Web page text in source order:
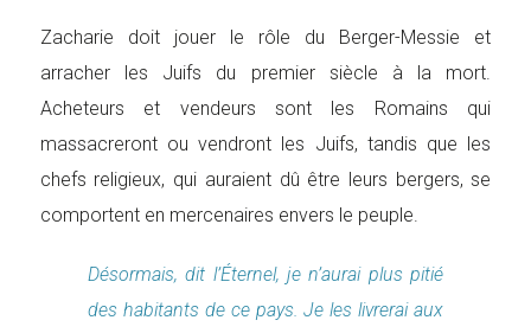
Zacharie doit jouer le rôle du Berger-Messie et
arracher les Juifs du premier siècle à la mort.
Acheteurs et vendeurs sont les Romains qui
massacreront ou vendront les Juifs, tandis que les
chefs religieux, qui auraient dû être leurs bergers, se
comportent en mercenaires envers le peuple.
Désormais, dit l’Éternel, je n’aurai plus pitié
des habitants de ce pays. Je les livrerai aux